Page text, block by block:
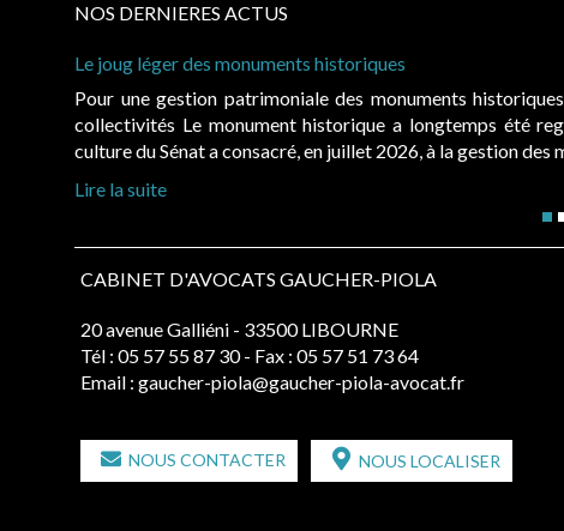
NOS DERNIERES ACTUS
Le joug léger des monuments historiques
Pour une gestion patrimoniale des monuments
collectivités Le monument historique a longtemps été
culture du Sénat a consacré, en juillet 2026, à la gestion des
Lire la suite
CABINET D'AVOCATS GAUCHER-PIOLA
20 avenue Galliéni - 33500 LIBOURNE
Tél : 05 57 55 87 30 - Fax : 05 57 51 73 64
Email : gaucher-piola@gaucher-piola-avocat.fr
NOUS CONTACTER NOUS LOCALISER